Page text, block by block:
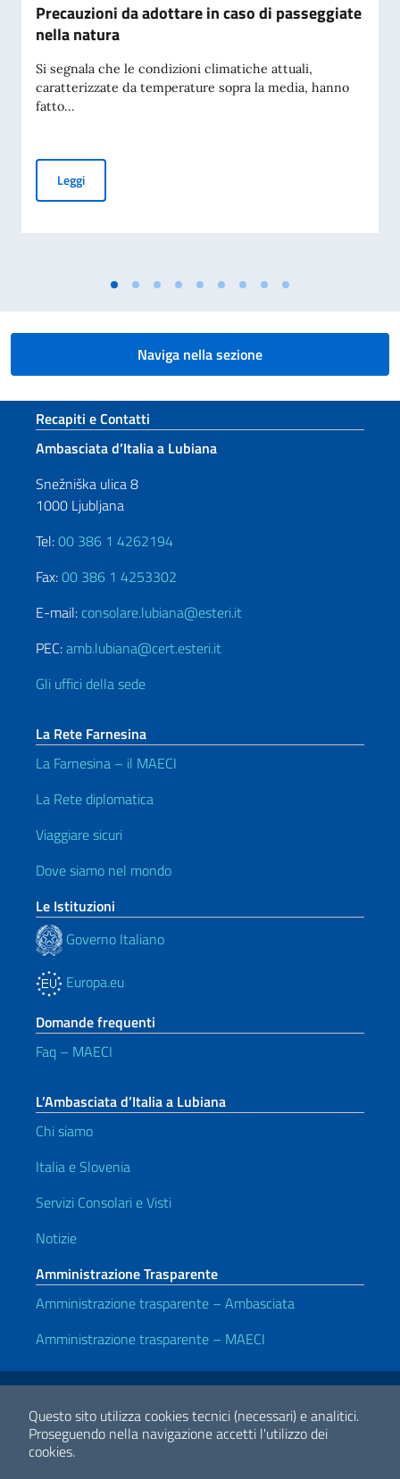
Questo sito utilizza cookies tecnici (necessari) e analitici.
Proseguendo nella navigazione accetti l'utilizzo dei
cookies.
Precauzioni da adottare in caso di passeggiate
nella natura
Si segnala che le condizioni climatiche attuali,
caratterizzate da temperature sopra la media, hanno
fatto...
LeggiPrecauzioni da adottare in caso di passeggiate nella natura
Naviga nella sezione
Sezione footer
Recapiti e Contatti
Ambasciata d’Italia a Lubiana
Snežniška ulica 8
1000 Ljubljana
Tel:00 386 1 4262194
Fax:00 386 1 4253302
E-mail: consolare.lubiana@esteri.it
PEC:amb.lubiana@cert.esteri.it
Gli uffici della sede
La Rete Farnesina
La Farnesina – il MAECI
La Rete diplomatica
Viaggiare sicuri
Dove siamo nel mondo
Le Istituzioni
Governo Italiano
Europa.eu
Domande frequenti
Faq – MAECI
L’Ambasciata d’Italia a Lubiana
Chi siamo
Italia e Slovenia
Servizi Consolari e Visti
Notizie
Amministrazione Trasparente
Amministrazione trasparente – Ambasciata
Amministrazione trasparente – MAECI
Link Utili